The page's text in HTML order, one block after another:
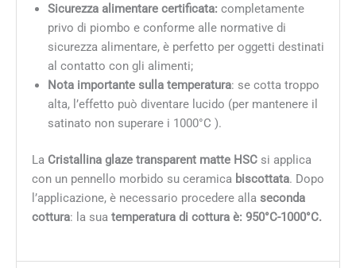
Sicurezza alimentare certificata: completamente
privo di piombo e conforme alle normative di
sicurezza alimentare, è perfetto per oggetti destinati
al contatto con gli alimenti;
Nota importante sulla temperatura: se cotta troppo
alta, l’effetto può diventare lucido (per mantenere il
satinato non superare i 1000°C ).
La Cristallina glaze transparent matte HSCsi applica
con un pennello morbido su ceramica biscottata. Dopo
l’applicazione, è necessario procedere alla seconda
cottura: la sua temperatura di cottura è: 950°C-1000°C.